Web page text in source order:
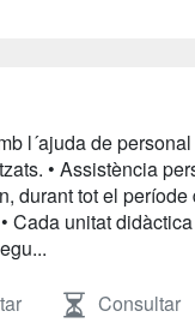
l´ajuda de
• Assistència
durant tot el
Cada unitat
Consultar